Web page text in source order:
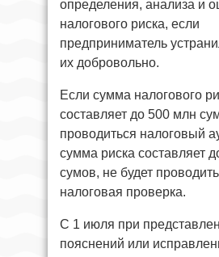
определения, анализа и
налогового риска, если
предприниматель
их добровольно.
Если сумма налогового
составляет до 500 млн
проводиться налоговый
сумма риска составляет
сумов, не будет
налоговая проверка.
С 1 июля при
пояснений или